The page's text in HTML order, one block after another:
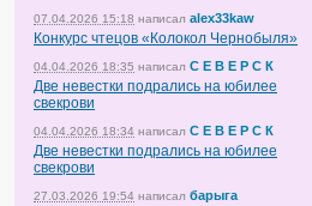
07.04.2026 15:18 написал alex33kaw
Конкурс чтецов «Колокол Чернобыля»
04.04.2026 18:35 написал С Е В Е Р С К
Две невестки подрались на юбилее
свекрови
04.04.2026 18:34 написал С Е В Е Р С К
Две невестки подрались на юбилее
свекрови
27.03.2026 19:54 написал барыга